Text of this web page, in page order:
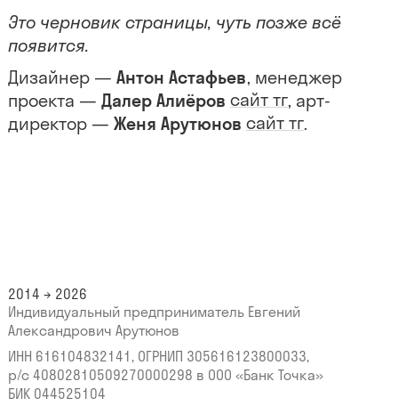
Это черновик страницы, чуть позже всё
появится.
Дизайнер — Антон Астафьев, менеджер
проекта — Далер Алиёров сайт тг, арт-
директор — Женя Арутюнов сайт тг.
2014 → 2026
Индивидуальный предприниматель Евгений
Александрович Арутюнов
ИНН 616104832141, ОГРНИП 305616123800033,
р/с 40802810509270000298 в ООО «Банк Точка»
БИК 044525104